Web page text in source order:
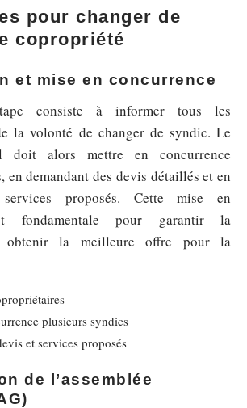
pour changer de
copropriété
et mise en concurrence
consiste à informer tous les
la volonté de changer de syndic. Le
doit alors mettre en concurrence
en demandant des devis détaillés et en
proposés. Cette mise en
fondamentale pour garantir la
obtenir la meilleure offre pour la
plusieurs syndics
et services proposés
de l’assemblée